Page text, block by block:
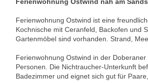
Ferienwohnung Ostwind ist eine
Kochnische mit Ceranfeld, Backofen und
Gartenmöbel sind vorhanden. Strand,
Ferienwohnung Ostwind in der
Personen. Die Nichtraucher-Unterkunft
Badezimmer und eignet sich gut für